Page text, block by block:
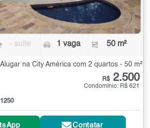
- suíte 1 vaga 50 m²
na City América com 2 quartos - 50 m²
R$ 2.500
Condomínio: R$ 621
Contatar